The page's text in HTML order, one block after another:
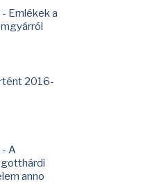
Emlékek a
2016-
A
anno